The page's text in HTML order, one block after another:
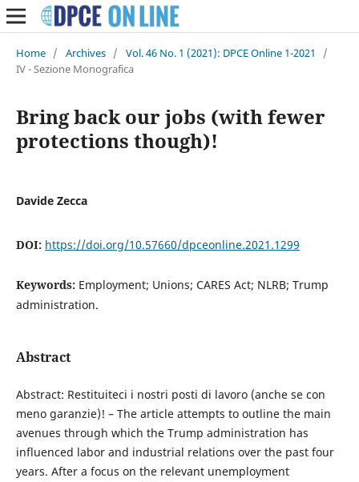
Home / Archives / Vol. 46 No. 1 (2021): DPCE Online 1-2021
/
IV - Sezione Monografica
Bring back our jobs (with fewer
protections though)!
Davide Zecca
DOI: https://doi.org/10.57660/dpceonline.2021.1299
Keywords: Employment; Unions; CARES Act; NLRB; Trump
administration.
Abstract
Abstract: Restituiteci i nostri posti di lavoro (anche se con
meno garanzie)! – The article attempts to outline the main
avenues through which the Trump administration has
influenced labor and industrial relations over the past four
years. After a focus on the relevant unemployment